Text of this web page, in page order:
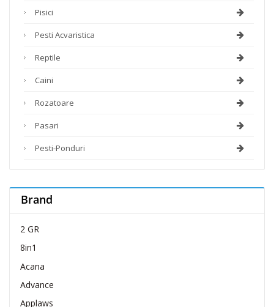
Pisici
Pesti Acvaristica
Reptile
Caini
Rozatoare
Pasari
Pesti-Ponduri
Brand
2 GR
8in1
Acana
Advance
Applaws